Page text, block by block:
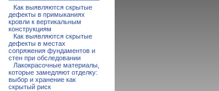
Как выявляются скрытые
дефекты в примыканиях
кровли к вертикальным
конструкциям
Как выявляются скрытые
дефекты в местах
сопряжения фундаментов и
стен при обследовании
Лакокрасочные материалы,
которые замедляют отделку:
выбор и хранение как
скрытый риск